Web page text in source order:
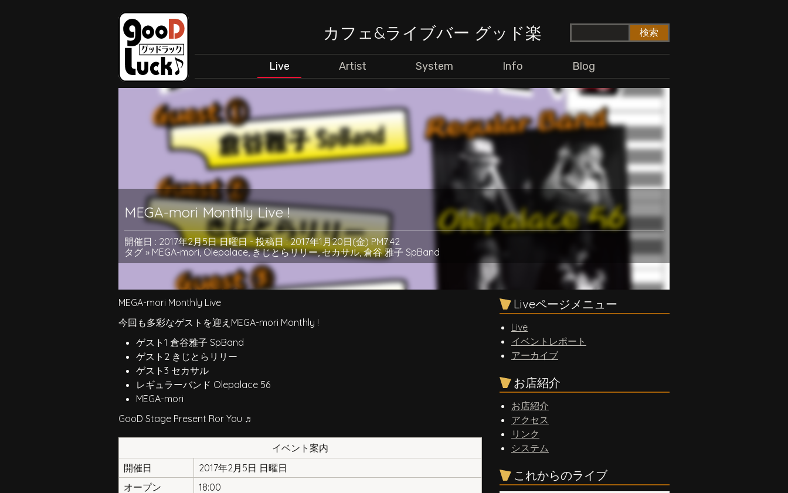
カフェ&ライブバー グッド楽
Live Artist System Info Blog
MEGA-mori Monthly Live !
開催日 : 2017年2月5日 日曜日-投稿日 : 2017年1月20日(金) PM7:42
タグ » MEGA-mori,Olepalace,きじとらリリー,セカサル,倉谷 雅子 SpBand
MEGA-mori Monthly Live
今回も多彩なゲストを迎えMEGA-mori Monthly !
ゲスト1 倉谷雅子 SpBand
ゲスト2 きじとらリリー
ゲスト3 セカサル
レギュラーバンド Olepalace 56
MEGA-mori
GooD Stage Present Ror You ♬
イベント案内
開催日
2017年2月5日 日曜日
オープン
18:00
Liveページメニュー
Live
イベントレポート
アーカイブ
お店紹介
お店紹介
アクセス
リンク
システム
これからのライブ